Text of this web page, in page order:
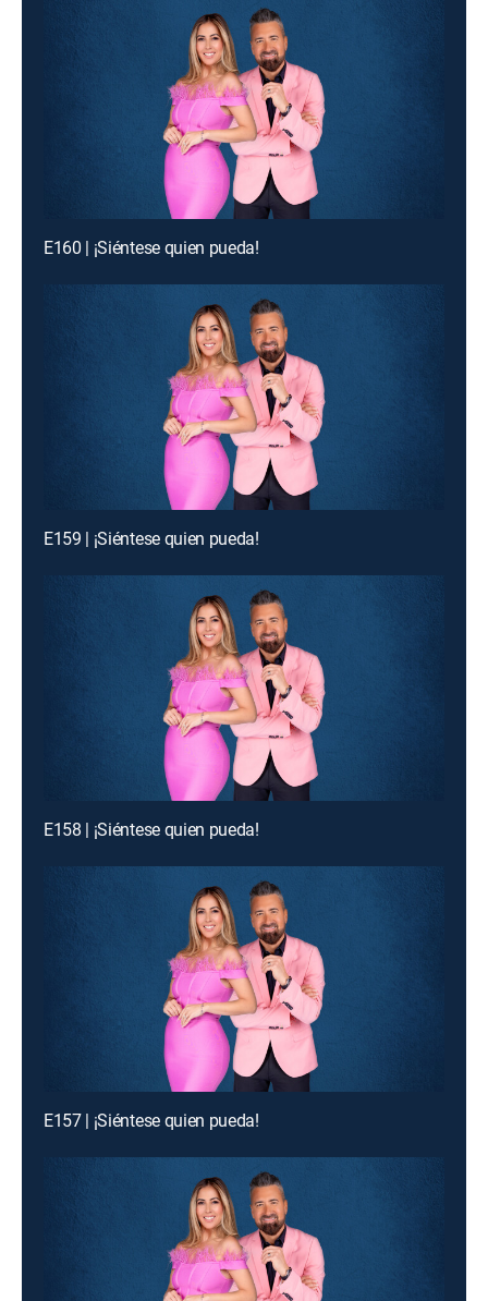
E160 | ¡Siéntese quien pueda!
E159 | ¡Siéntese quien pueda!
E158 | ¡Siéntese quien pueda!
E157 | ¡Siéntese quien pueda!